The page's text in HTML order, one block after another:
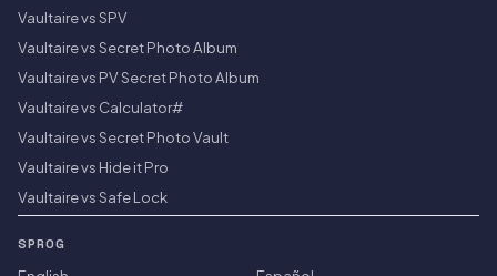
Vaultaire vs SPV
Vaultaire vs Secret Photo Album
Vaultaire vs PV Secret Photo Album
Vaultaire vs Calculator#
Vaultaire vs Secret Photo Vault
Vaultaire vs Hide it Pro
Vaultaire vs Safe Lock
SPROG